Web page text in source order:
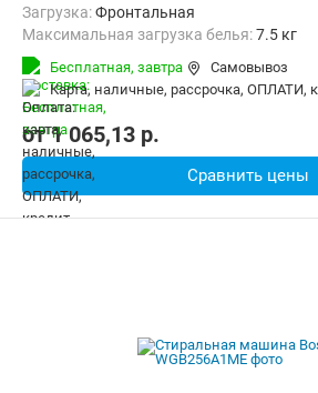
загрузка:Фронтальная
Максимальная загрузка белья:7.5 кг
Количество программ:
Сушка:Есть
Дополнительные функции:
Выбор
Безопасность:Защита от детей
Бесплатная, завтра
Самовывоз
карта, наличные, рассрочка, ОПЛАТИ,
от1 065,13 p.
Сравнить цены